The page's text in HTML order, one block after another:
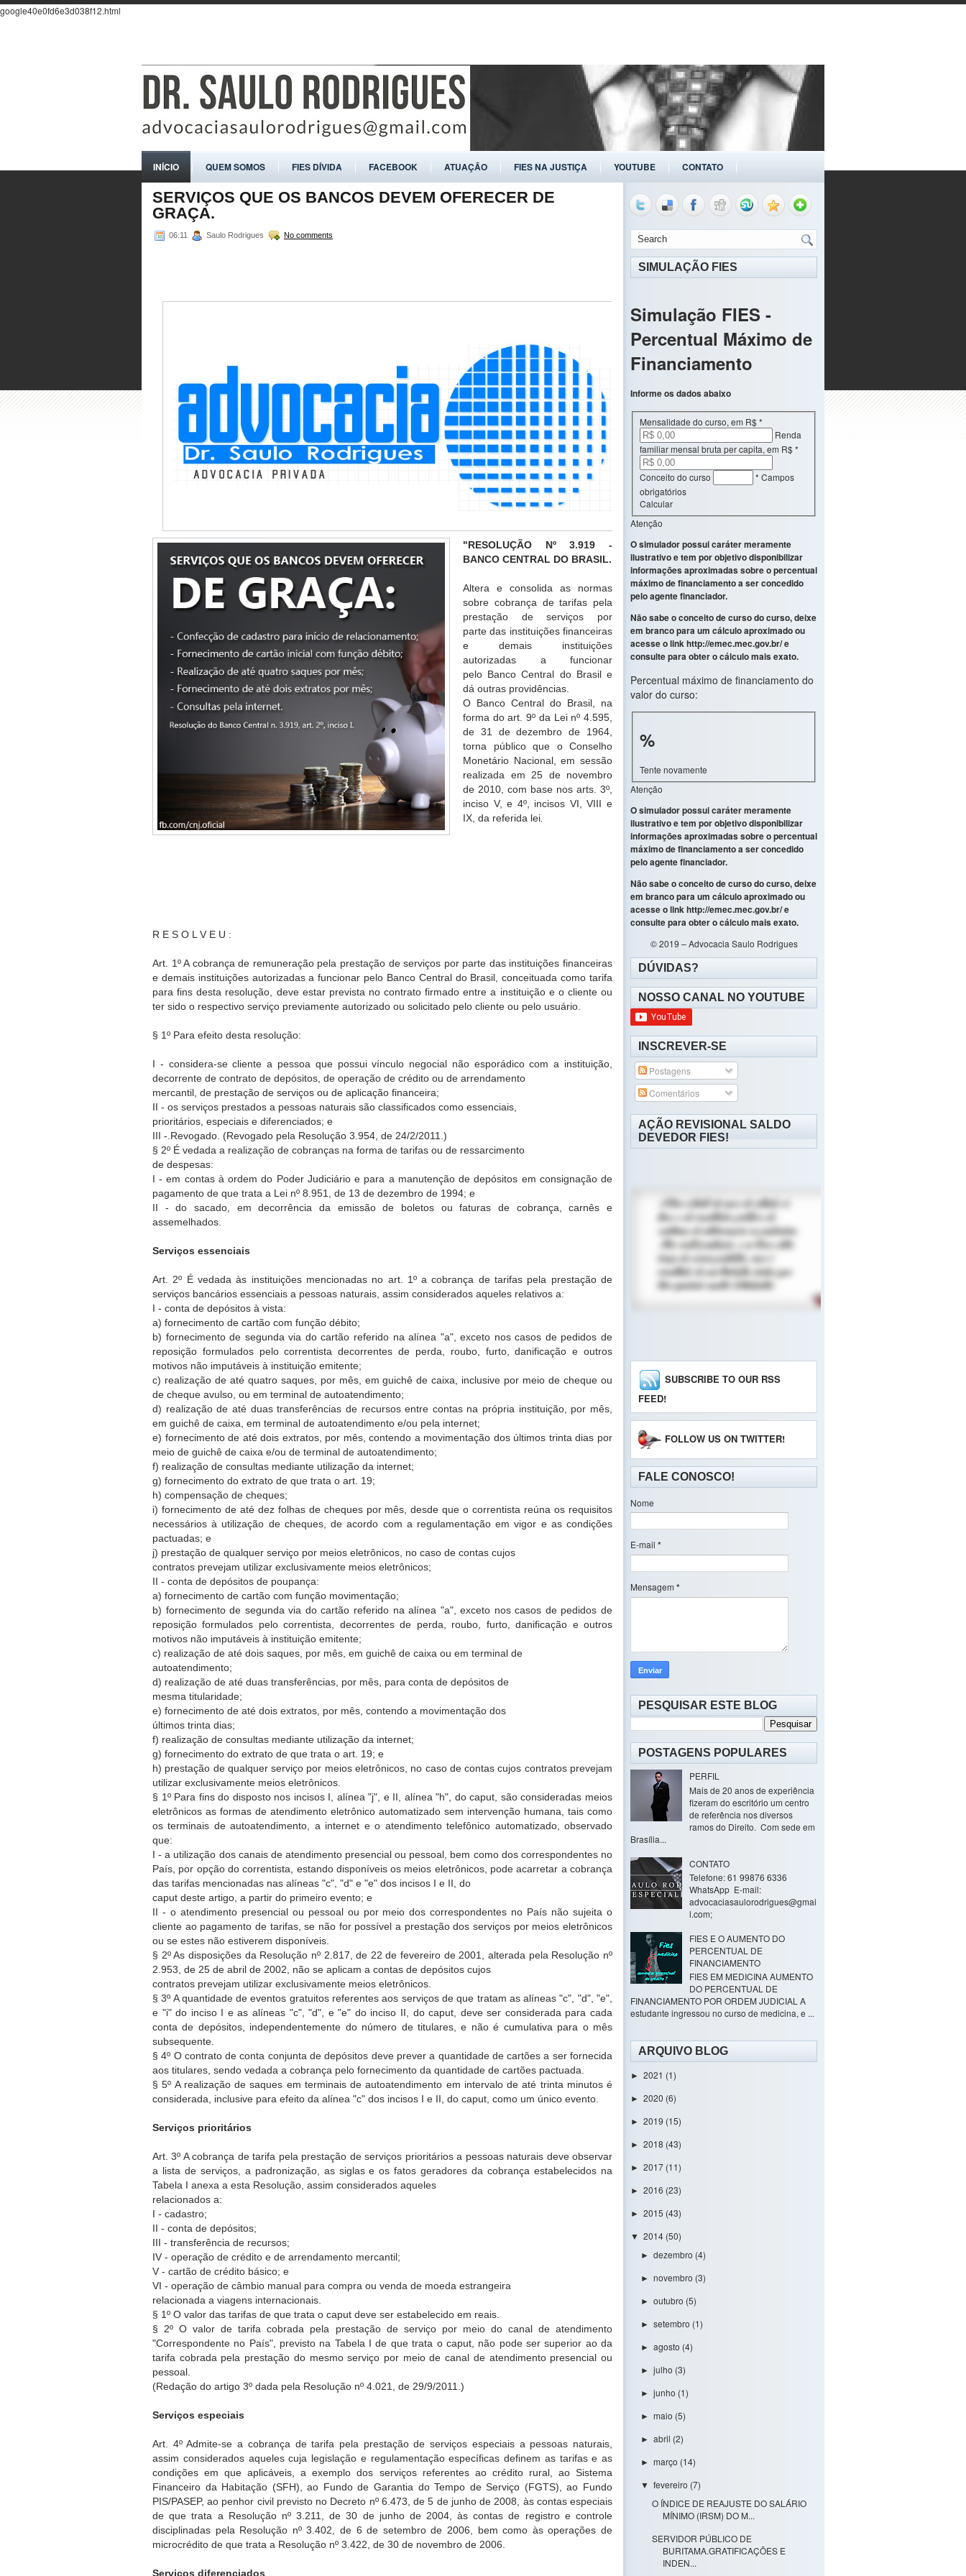
google40e0fd6e3d038f12.html
INÍCIO QUEM SOMOS FIES DÍVIDA FACEBOOK ATUAÇÃO FIES NA JUSTIÇA YOUTUBE CONTATO
SERVIÇOS QUE OS BANCOS DEVEM OFERECER DE
GRAÇA.
06:11 Saulo Rodrigues No comments
"RESOLUÇÃO Nº 3.919 -
BANCO CENTRAL DO BRASIL.
Altera e consolida as normas
sobre cobrança de tarifas pela
prestação de serviços por
partedas instituições financeiras
e demais instituições
autorizadas a funcionar
pelo Banco Central do Brasil e
dá outras providências.
O Banco Central do Brasil, na
forma do art. 9º da Lei nº 4.595,
de 31 de dezembrode 1964,
torna público que o Conselho
Monetário Nacional, em sessão
realizada em 25 de novembro
de 2010, com base nos arts. 3º,
inciso V, e 4º, incisos VI, VIII e
IX, da referida lei
R E S O L V E U :
Art. 1º A cobrança de remuneração pela prestação de serviços por parte das instituições financeiras
e demais instituições autorizadas a funcionar pelo Banco Central do Brasil, conceituada como tarifa
para fins desta resolução, deve estar prevista no contrato firmadoentre a instituição e o cliente ou
ter sido o respectivo serviço previamente autorizado ou solicitado pelo cliente ou pelo usuário.
§ 1º Para efeito desta resolução:
I - considera-se cliente a pessoa que possui vínculo negocial não esporádico coma instituição,
decorrente de contrato de depósitos, de operação de crédito ou de arrendamento
mercantil, de prestação de serviços ou de aplicação financeira;
II - os serviços prestados a pessoas naturais são classificados como essenciais,
prioritários, especiais e diferenciados; e
III -.Revogado. (Revogado pela Resolução 3.954, de 24/2/2011.)
§ 2º É vedada a realização de cobranças na forma de tarifas ou de ressarcimento
de despesas:
I - em contas à ordem do Poder Judiciário e para a manutenção de depósitos em consignação de
pagamento de que trata a Lei nº 8.951, de 13 de dezembro de 1994; e
II - do sacado, em decorrência da emissão de boletos ou faturas de cobrança,carnês e
assemelhados.
Serviços essenciais
Art. 2º É vedada às instituições mencionadas no art. 1º a cobrança de tarifas pela prestação de
serviços bancários essenciais a pessoas naturais, assim considerados aqueles relativos a:
I - conta de depósitos à vista:
a) fornecimento de cartão com função débito;
b) fornecimento de segunda via do cartão referido na alínea "a", exceto nos casos de pedidos de
reposição formulados pelo correntista decorrentes de perda, roubo, furto,danificação e outros
motivos não imputáveis à instituição emitente;
c) realização de até quatro saques, por mês, em guichê de caixa, inclusive por meio de cheque ou
de cheque avulso, ou em terminal de autoatendimento;
d) realização de até duas transferências de recursos entre contas na própria instituição, por mês,
em guichê de caixa, em terminal de autoatendimento e/ou pela internet;
e) fornecimento de até dois extratos, por mês, contendo a movimentação dos últimos trinta dias por
meio de guichê de caixa e/ou de terminal de autoatendimento;
f) realização de consultas mediante utilização da internet;
g) fornecimento do extrato de que trata o art. 19;
h) compensação de cheques;
i) fornecimento de até dez folhas de cheques por mês, desde que o correntista reúna os requisitos
necessários à utilização de cheques, de acordo com a regulamentação emvigor e as condições
pactuadas; e
j) prestação de qualquer serviço por meios eletrônicos, no caso de contas cujos
contratos prevejam utilizar exclusivamente meios eletrônicos;
II - conta de depósitos de poupança:
a) fornecimento de cartão com função movimentação;
b) fornecimento de segunda via do cartão referido na alínea "a", exceto nos casos de pedidos de
reposição formulados pelo correntista, decorrentes de perda, roubo, furto,danificação e outros
motivos não imputáveis à instituição emitente;
c) realização de até dois saques, por mês, em guichê de caixa ou em terminal de
autoatendimento;
d) realização de até duas transferências, por mês, para conta de depósitos de
mesma titularidade;
e) fornecimento de até dois extratos, por mês, contendo a movimentação dos
últimos trinta dias;
f) realização de consultas mediante utilização da internet;
g) fornecimento do extrato de que trata o art. 19; e
h) prestação de qualquer serviço por meios eletrônicos, no caso de contas cujos contratos prevejam
utilizar exclusivamente meios eletrônicos.
§ 1º Para fins do disposto nos incisos I, alínea "j", e II, alínea "h", do caput, sãoconsideradas meios
eletrônicos as formas de atendimento eletrônico automatizado sem intervenção humana, tais como
os terminais de autoatendimento, a internet e o atendimentotelefônico automatizado, observado
que:
I - a utilização dos canais de atendimento presencial ou pessoal, bem como dos correspondentes no
País, por opção do correntista, estando disponíveis os meios eletrônicos, pode acarretar a cobrança
das tarifas mencionadas nas alíneas "c", "d" e "e" dos incisos I e II, do
caput deste artigo, a partir do primeiro evento; e
II - o atendimento presencial ou pessoal ou por meio dos correspondentes no País não sujeita o
cliente ao pagamento de tarifas, se não for possível a prestação dos serviços por meios eletrônicos
ou se estes não estiverem disponíveis.
§ 2º As disposições da Resolução nº 2.817, de 22 de fevereiro de 2001, alterada pela Resolução nº
2.953, de 25 de abril de 2002, não se aplicam a contas de depósitos cujos
contratos prevejam utilizar exclusivamente meios eletrônicos.
§ 3º A quantidade de eventos gratuitos referentes aos serviços de que tratam asalíneas "c", "d", "e",
e "i" do inciso I e as alíneas "c", "d", e "e" do inciso II, do caput, deve ser considerada para cada
conta de depósitos, independentemente do número de titulares, e não é cumulativa para o mês
subsequente.
§ 4º O contrato de conta conjunta de depósitos deve prever a quantidade decartões a ser fornecida
aos titulares, sendo vedada a cobrança pelo fornecimento da quantidade de cartões pactuada.
§ 5º A realização de saques em terminais de autoatendimento em intervalo de até trinta minutos é
considerada, inclusive para efeito da alínea "c" dos incisos I e II, do caput, como um único evento.
Serviços prioritários
Art. 3º A cobrança de tarifa pela prestação de serviços prioritários a pessoas naturais deve observar
a lista de serviços, a padronização, as siglas e os fatos geradores dacobrança estabelecidos na
Tabela I anexa a esta Resolução, assim considerados aqueles
relacionados a:
I - cadastro;
II - conta de depósitos;
III - transferência de recursos;
IV - operação de crédito e de arrendamento mercantil;
V - cartão de crédito básico; e
VI - operação de câmbio manual para compra ou venda de moeda estrangeira
relacionada a viagens internacionais.
§ 1º O valor das tarifas de que trata o caput deve ser estabelecido em reais.
§ 2º O valor de tarifa cobrada pela prestação de serviço por meio do canal de atendimento
"Correspondente no País", previsto na Tabela I de que trata o caput, não pode sersuperior ao da
tarifa cobrada pela prestação do mesmo serviço por meio de canal de atendimento presencial ou
pessoal.
(Redação do artigo 3º dada pela Resolução nº 4.021, de 29/9/2011.)
Serviços especiais
Art. 4º Admite-se a cobrança de tarifa pela prestação de serviços especiais a pessoas naturais,
assim considerados aqueles cuja legislação e regulamentação específicas definem as tarifas e as
condições em que aplicáveis, a exemplo dos serviços referentes ao crédito rural, ao Sistema
Financeiro da Habitação (SFH), ao Fundo de Garantia do Tempo de Serviço (FGTS), ao Fundo
PIS/PASEP, ao penhor civil previsto no Decreto nº 6.473, de 5 de junho de 2008, às contas especiais
de que trata a Resolução nº 3.211, de 30 de junho de 2004, às contas de registro e controle
disciplinadas pela Resolução nº 3.402, de 6 de setembro de 2006, bem como às operações de
microcrédito de que trata a Resolução nº 3.422, de 30 de novembro de 2006.
Serviços diferenciados
SIMULAÇÃO FIES
Simulação FIES -
Percentual Máximo de
Financiamento
Informe os dados abaixo
Mensalidade do curso, em R$*
Renda
familiar mensal bruta per capita, em R$*
Conceito do curso
* Campos
obrigatórios
Calcular
Atenção
O simulador possui caráter meramente
ilustrativo e tem por objetivo disponibilizar
informações aproximadas sobre o percentual
máximo de financiamento a ser concedido
pelo agente financiador.
Não sabe o conceito de curso do curso, deixe
em branco para um cálculo aproximado ou
acesse o linkhttp://emec.mec.gov.br/e
consulte para obter o cálculo mais exato.
Percentual máximo de financiamento do
valor do curso:
%
Tente novamente
Atenção
O simulador possui caráter meramente
ilustrativo e tem por objetivo disponibilizar
informações aproximadas sobre o percentual
máximo de financiamento a ser concedido
pelo agente financiador.
Não sabe o conceito de curso do curso, deixe
em branco para um cálculo aproximado ou
acesse o linkhttp://emec.mec.gov.br/e
consulte para obter o cálculo mais exato.
© 2019 – Advocacia Saulo Rodrigues
DÚVIDAS?
NOSSO CANAL NO YOUTUBE
INSCREVER-SE
Postagens
Comentários
AÇÃO REVISIONAL SALDO
DEVEDOR FIES!
SUBSCRIBE TO OUR RSS
FEED!
FOLLOW US ON TWITTER!
FALE CONOSCO!
Nome
E-mail *
Mensagem *
PESQUISAR ESTE BLOG
POSTAGENS POPULARES
PERFIL
Mais de 20 anos de experiência
fizeram do escritório um centro
de referência nos diversos
ramos do Direito. Com sede em
Brasília...
CONTATO
Telefone: 61 99876 6336
WhatsApp E-mail:
advocaciasaulorodrigues@gmai
l.com;
FIES E O AUMENTO DO
PERCENTUAL DE
FINANCIAMENTO
FIES EM MEDICINA AUMENTO
DO PERCENTUAL DE
FINANCIAMENTO POR ORDEM JUDICIAL A
estudante ingressou no curso de medicina, e ...
ARQUIVO BLOG
► 2021 (1)
► 2020 (6)
► 2019 (15)
► 2018 (43)
► 2017 (11)
► 2016 (23)
► 2015 (43)
▼ 2014 (50)
►dezembro (4)
►novembro (3)
►outubro (5)
►setembro (1)
►agosto (4)
►julho (3)
►junho (1)
►maio (5)
►abril (2)
►março (14)
▼fevereiro (7)
O ÍNDICE DE REAJUSTE DO SALÁRIO
MÍNIMO (IRSM) DO M...
SERVIDOR PÚBLICO DE
BURITAMA.GRATIFICAÇÕES E
INDEN...